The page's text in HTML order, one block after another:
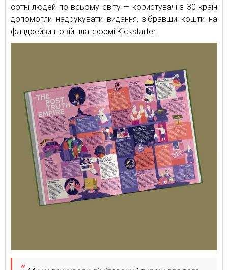
сотні людей по всьому світу — користувачі з 30 країн
допомогли надрукувати видання, зібравши кошти на
фандрейзинговій платформі Kickstarter.